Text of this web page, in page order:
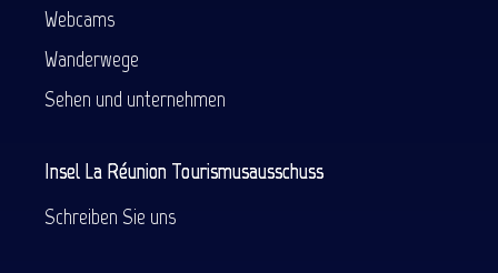
Webcams
Wanderwege
Sehen und unternehmen
Insel La Réunion Tourismusausschuss
Schreiben Sie uns